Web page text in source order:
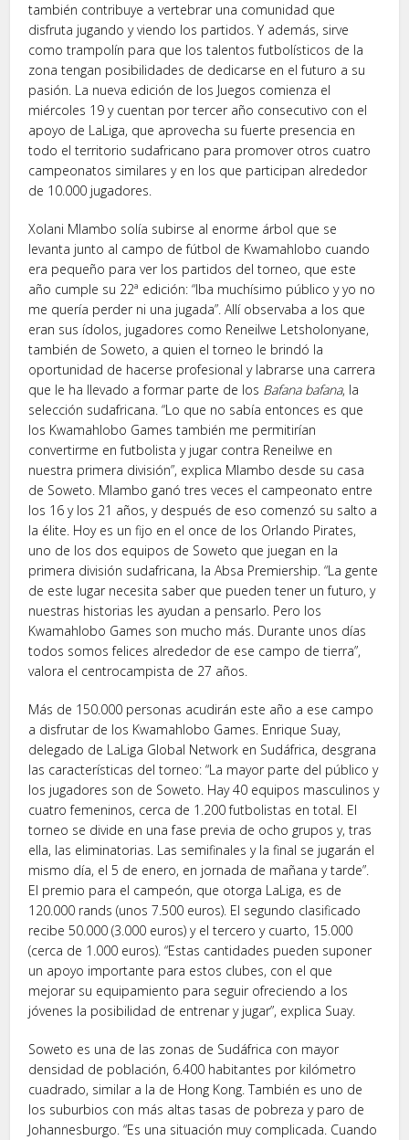
también contribuye a vertebrar una comunidad que
disfruta jugando y viendo los partidos. Y además, sirve
como trampolín para que los talentos futbolísticos de la
zona tengan posibilidades de dedicarse en el futuro a su
pasión. La nueva edición de los Juegos comienza el
miércoles 19 y cuentan por tercer año consecutivo con el
apoyo de LaLiga, que aprovecha su fuerte presencia en
todo el territorio sudafricano para promover otros cuatro
campeonatos similares y en los que participan alrededor
de 10.000 jugadores.
Xolani Mlambo solía subirse al enorme árbol que se
levanta junto al campo de fútbol de Kwamahlobo cuando
era pequeño para ver los partidos del torneo, que este
año cumple su 22ª edición: “Iba muchísimo público y yo no
me quería perder ni una jugada”. Allí observaba a los que
eran sus ídolos, jugadores como Reneilwe Letsholonyane,
también de Soweto, a quien el torneo le brindó la
oportunidad de hacerse profesional y labrarse una carrera
que le ha llevado a formar parte de los Bafana bafana, la
selección sudafricana. “Lo que no sabía entonces es que
los Kwamahlobo Games también me permitirían
convertirme en futbolista y jugar contra Reneilwe en
nuestra primera división”, explica Mlambo desde su casa
de Soweto. Mlambo ganó tres veces el campeonato entre
los 16 y los 21 años, y después de eso comenzó su salto a
la élite. Hoy es un fijo en el once de los Orlando Pirates,
uno de los dos equipos de Soweto que juegan en la
primera división sudafricana, la Absa Premiership. “La gente
de este lugar necesita saber que pueden tener un futuro, y
nuestras historias les ayudan a pensarlo. Pero los
Kwamahlobo Games son mucho más. Durante unos días
todos somos felices alrededor de ese campo de tierra”,
valora el centrocampista de 27 años.
Más de 150.000 personas acudirán este año a ese campo
a disfrutar de los Kwamahlobo Games. Enrique Suay,
delegado de LaLiga Global Network en Sudáfrica, desgrana
las características del torneo: “La mayor parte del público y
los jugadores son de Soweto. Hay 40 equipos masculinos y
cuatro femeninos, cerca de 1.200 futbolistas en total. El
torneo se divide en una fase previa de ocho grupos y, tras
ella, las eliminatorias. Las semifinales y la final se jugarán el
mismo día, el 5 de enero, en jornada de mañana y tarde”.
El premio para el campeón, que otorga LaLiga, es de
120.000 rands (unos 7.500 euros). El segundo clasificado
recibe 50.000 (3.000 euros) y el tercero y cuarto, 15.000
(cerca de 1.000 euros). “Estas cantidades pueden suponer
un apoyo importante para estos clubes, con el que
mejorar su equipamiento para seguir ofreciendo a los
jóvenes la posibilidad de entrenar y jugar”, explica Suay.
Soweto es una de las zonas de Sudáfrica con mayor
densidad de población, 6.400 habitantes por kilómetro
cuadrado, similar a la de Hong Kong. También es uno de
los suburbios con más altas tasas de pobreza y paro de
Johannesburgo. “Es una situación muy complicada. Cuando